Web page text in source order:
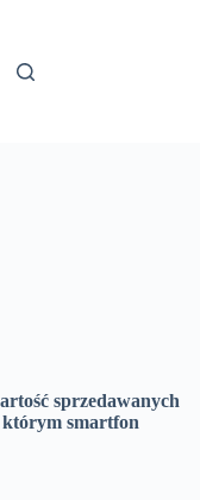
sprzedawanych
którym smartfon